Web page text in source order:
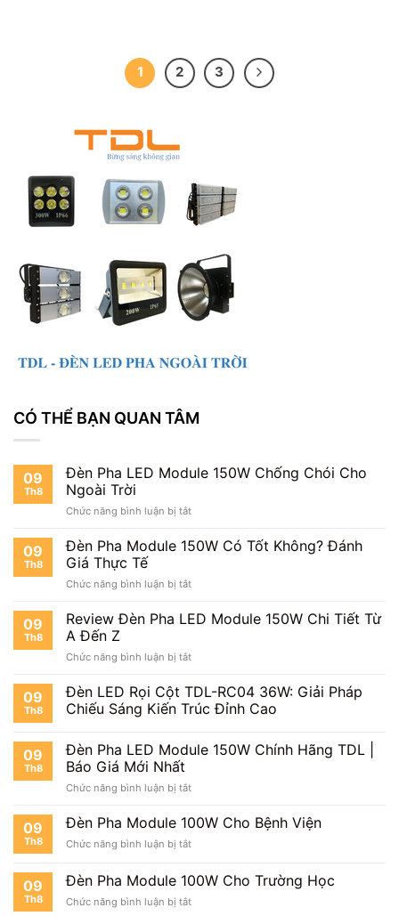
1 2 3
CÓ THỂ BẠN QUAN TÂM
09
Th8
Đèn Pha LED Module 150W Chống Chói Cho
Ngoài Trời
Chức năng bình luận bị tắtở
Pha
LED
150W
Chói
Trời
09
Th8
Đèn Pha Module 150W Có Tốt Không? Đánh
Giá Thực Tế
Chức năng bình luận bị tắtở
Pha
Có
Không?
Đánh
Tế
09
Th8
Review Đèn Pha LED Module 150W Chi Tiết Từ
A Đến Z
Chức năng bình luận bị tắtở
Đèn
Pha
LED
150W
Từ
Đến
09
Th8
Đèn LED Rọi Cột TDL-RC04 36W: Giải Pháp
Chiếu Sáng Kiến Trúc Đỉnh Cao
09
Th8
Đèn Pha LED Module 150W Chính Hãng TDL |
Báo Giá Mới Nhất
Chức năng bình luận bị tắtở
Pha
Module
Chính
TDL
09
Th8
Đèn Pha Module 100W Cho Bệnh Viện
Chức năng bình luận bị tắtở
Pha
Module
100W
09
Th8
Đèn Pha Module 100W Cho Trường Học
Chức năng bình luận bị tắtở